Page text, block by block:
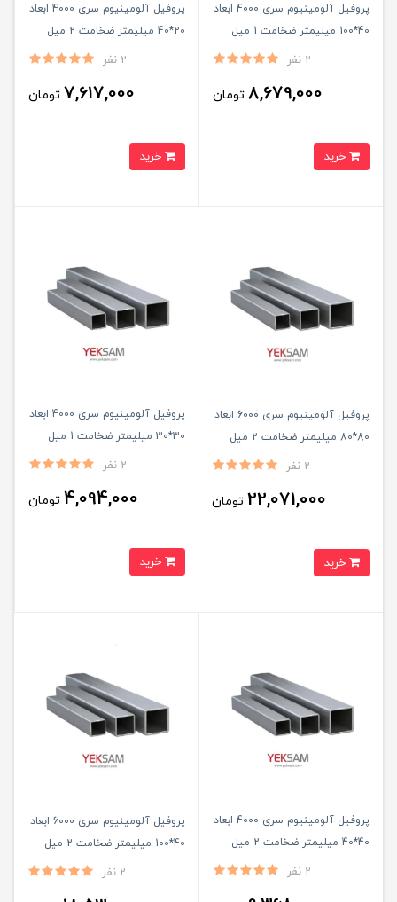
پروفیل آلومینیوم سری 4000 ابعاد
40*100 میلیمتر ضخامت 1 میل
2 نفر
8,679,000 تومان
پروفیل آلومینیوم سری 4000 ابعاد
20*40 میلیمتر ضخامت 2 میل
2 نفر
7,617,000 تومان
پروفیل آلومینیوم سری 6000 ابعاد
80*80 میلیمتر ضخامت 2 میل
2 نفر
22,071,000 تومان
پروفیل آلومینیوم سری 4000 ابعاد
30*30 میلیمتر ضخامت 1 میل
2 نفر
4,094,000 تومان
پروفیل آلومینیوم سری 4000 ابعاد
40*40 میلیمتر ضخامت 2 میل
2 نفر
پروفیل آلومینیوم سری 6000 ابعاد
40*100 میلیمتر ضخامت 2 میل
2 نفر